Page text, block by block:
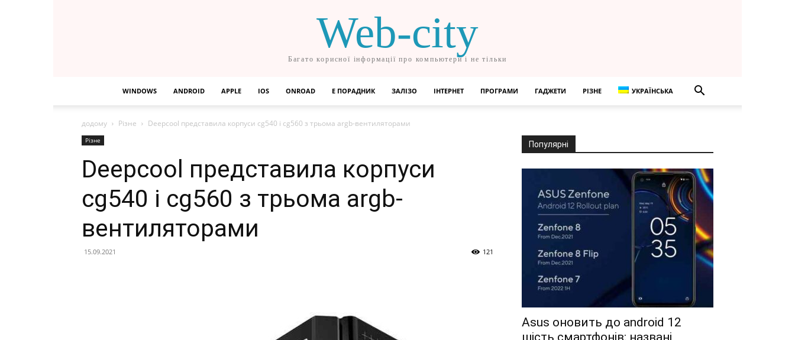
Web-city
Багато корисної інформації про компьютери і не тільки
WINDOWS ANDROID APPLE IOS ONROAD Е ПОРАДНИК ЗАЛІЗО ІНТЕРНЕТ ПРОГРАМИ ГАДЖЕТИ РІЗНЕ УКРАЇНСЬКА
додому Різне Deepcool представила корпуси cg540 і cg560 з трьома argb-вентиляторами
Різне
Deepcool представила корпуси
cg540 і cg560 з трьома argb-
вентиляторами
15.09.2021 121
Популярні
Asus оновить до android 12
шість смартфонів: названі